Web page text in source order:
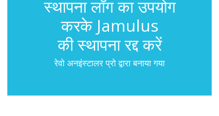
स्थापना लॉग का उपयोग
करके Jamulus
की स्थापना रद्द करें
रेवो अनइंस्टालर प्रो द्वारा बनाया गया